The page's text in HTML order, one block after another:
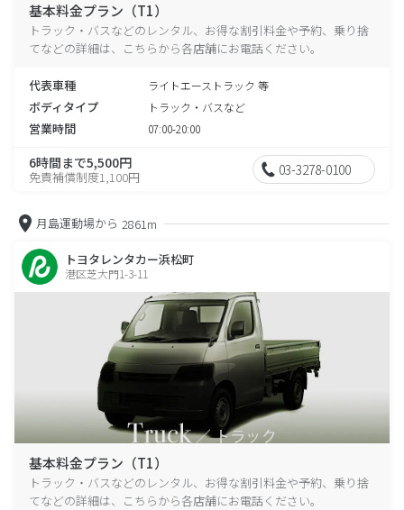
基本料金プラン（T1）
トラック・バスなどのレンタル、お得な割引料金や予約、乗り捨
てなどの詳細は、こちらから各店舗にお電話ください。
代表車種 ライトエーストラック 等
ボディタイプ トラック・バスなど
営業時間 07:00-20:00
6時間まで5,500円
免責補償制度1,100円 03-3278-0100
月島運動場から 2861m
トヨタレンタカー浜松町
港区芝大門1-3-11
基本料金プラン（T1）
トラック・バスなどのレンタル、お得な割引料金や予約、乗り捨
てなどの詳細は、こちらから各店舗にお電話ください。